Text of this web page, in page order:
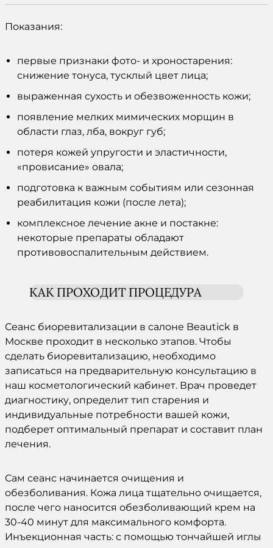
Показания:
первые признаки фото- и хроностарения:
снижение тонуса, тусклый цвет лица;
выраженная сухость и обезвоженность кожи;
появление мелких мимических морщин в
области глаз, лба, вокруг губ;
потеря кожей упругости и эластичности,
«провисание» овала;
подготовка к важным событиям или сезонная
реабилитация кожи (после лета);
комплексное лечение акне и постакне:
некоторые препараты обладают
противовоспалительным действием.
КАК ПРОХОДИТ ПРОЦЕДУРА
Сеанс биоревитализации в салоне Beautick в
Москве проходит в несколько этапов. Чтобы
сделать биоревитализацию, необходимо
записаться на предварительную консультацию в
наш косметологический кабинет. Врач проведет
диагностику, определит тип старения и
индивидуальные потребности вашей кожи,
подберет оптимальный препарат и составит план
лечения.
Сам сеанс начинается очищения и
обезболивания. Кожа лица тщательно очищается,
после чего наносится обезболивающий крем на
30-40 минут для максимального комфорта.
Инъекционная часть: с помощью тончайшей иглы